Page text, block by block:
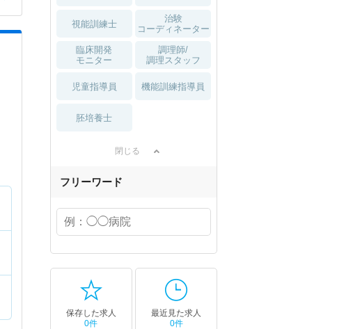
視能訓練士
治験
コーディネーター
臨床開発
モニター
調理師/
調理スタッフ
児童指導員 機能訓練指導員
胚培養士
閉じる
フリーワード
保存した求人
0件
最近見た求人
0件